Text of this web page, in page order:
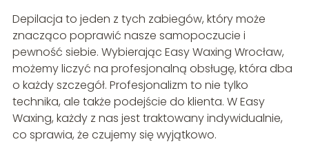
Depilacja to jeden z tych zabiegów, który może
znacząco poprawić nasze samopoczucie i
pewność siebie. Wybierając Easy Waxing Wrocław,
możemy liczyć na profesjonalną obsługę, która dba
o każdy szczegół. Profesjonalizm to nie tylko
technika, ale także podejście do klienta. W Easy
Waxing, każdy z nas jest traktowany indywidualnie,
co sprawia, że czujemy się wyjątkowo.